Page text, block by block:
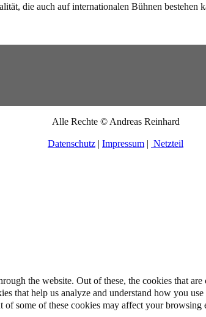
die auch auf internationalen Bühnen bestehen
Alle Rechte © Andreas Reinhard
Datenschutz | Impressum | Netzteil
the website. Out of these, the cookies that
that help us analyze and understand how you
some of these cookies may affect your browsing